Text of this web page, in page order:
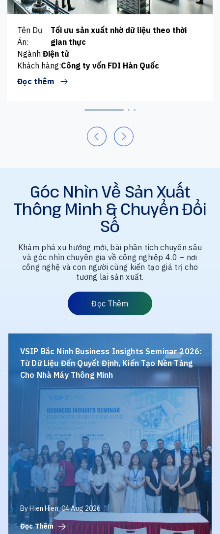
Tên Dự
Án:
Tối ưu sản xuất nhờ dữ liệu theo thời
gian thực
Ngành:Điện tử
Khách hàng:Công ty vốn FDI Hàn Quốc
Đọc thêm
Góc Nhìn Về Sản Xuất
Thông Minh & Chuyển Đổi
Số
Khám phá xu hướng mới, bài phân tích chuyên sâu
và góc nhìn chuyên gia về công nghiệp 4.0 – nơi
công nghệ và con người cùng kiến tạo giá trị cho
tương lai sản xuất.
Đọc Thêm
Thêm
VSIP Bắc Ninh Business Insights Seminar 2026:
Từ Dữ Liệu Đến Quyết Định, Kiến Tạo Nền Tảng
Cho Nhà Máy Thông Minh
By Hien Hien, 04 Aug 2026
Đọc Thêm
Bắc
Ninh
Business
Liệu
Đến
Quyết
Định,
Kiến
Tạo
Nền
Tảng